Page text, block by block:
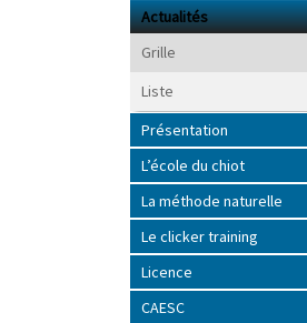
Actualités
Grille
Liste
Présentation
L’école du chiot
La méthode naturelle
Le clicker training
Licence
CAESC